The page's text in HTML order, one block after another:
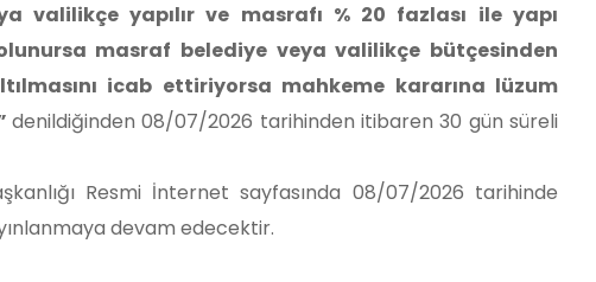
valilikçe yapılır ve masrafı % 20 fazlası ile yapı
masraf belediye veya valilikçe bütçesinden
icab ettiriyorsa mahkeme kararına lüzum
denildiğinden 08/07/2026 tarihinden itibaren 30 gün süreli
Resmi İnternet sayfasında 08/07/2026 tarihinde
devam edecektir.